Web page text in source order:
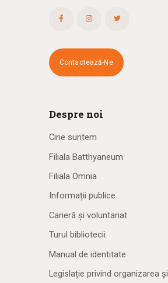
Contactează-Ne
Despre noi
Cine suntem
Filiala Batthyaneum
Filiala Omnia
Informații publice
Carieră și voluntariat
Turul bibliotecii
Manual de identitate
Legislație privind organizarea și